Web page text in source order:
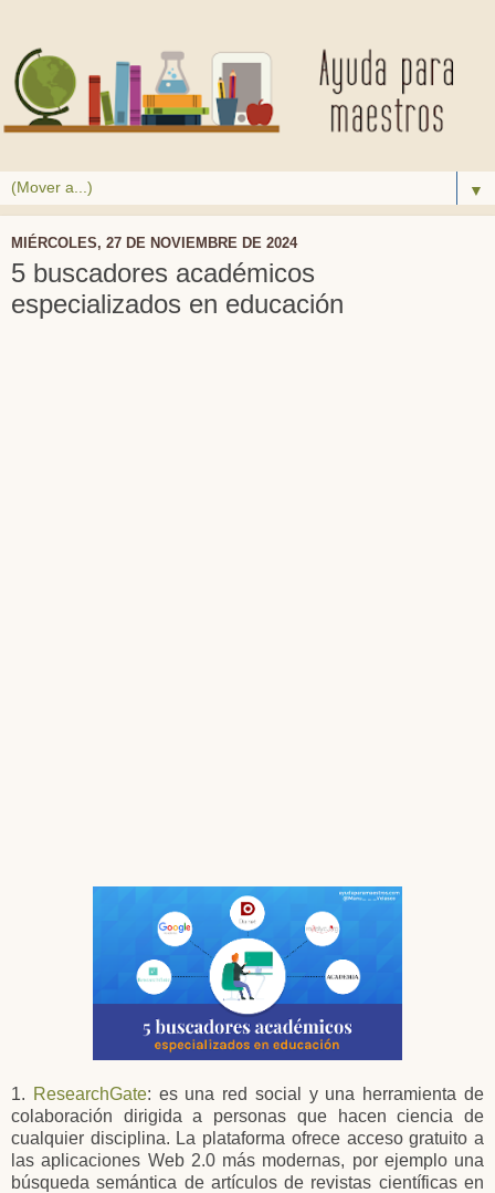
▼
MIÉRCOLES, 27 DE NOVIEMBRE DE 2024
5 buscadores académicos
especializados en educación
1. ResearchGate: es una red social​ y una herramienta de
colaboración dirigida a personas que hacen ciencia de
cualquier disciplina. La plataforma ofrece acceso gratuito a
las aplicaciones Web 2.0 más modernas, por ejemplo una
búsqueda semántica de artículos de revistas científicas en